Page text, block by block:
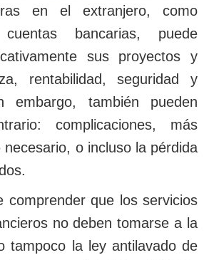
en el extranjero, como
bancarias, puede
sus proyectos y
rentabilidad, seguridad y
embargo, también pueden
complicaciones, más
necesario, o incluso la pérdida
comprender que los servicios
no deben tomarse a la
tampoco la ley antilavado de